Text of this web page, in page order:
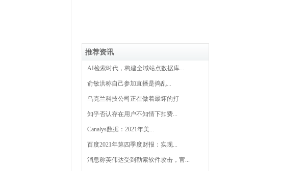
推荐资讯
AI检索时代，构建全域站点数据库...
俞敏洪称自己参加直播是捣乱...
乌克兰科技公司正在做着最坏的打
知乎否认存在用户不知情下扣费...
Canalys数据：2021年美...
百度2021年第四季度财报：实现...
消息称英伟达受到勒索软件攻击，官...